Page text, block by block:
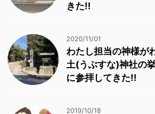
きた!!
2020/11/01
わたし担当の神様
土(うぶすな)神社の
に参拝してきた!!
2019/10/18